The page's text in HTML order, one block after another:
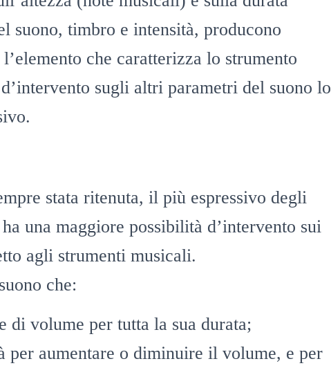
suono, timbro e intensità, producono
che caratterizza lo strumento
sugli altri parametri del suono lo
stata ritenuta, il più espressivo degli
una maggiore possibilità d’intervento sui
agli strumenti musicali.
che:
di volume per tutta la sua durata;
per aumentare o diminuire il volume, e per